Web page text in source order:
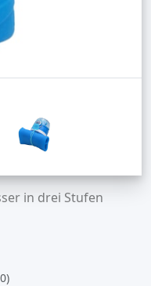
in drei Stufen